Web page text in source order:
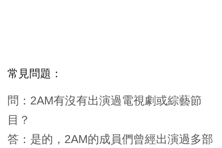
常見問題：
問：2AM有沒有出演過電視劇或綜藝節
目？
答：是的，2AM的成員們曾經出演過多部